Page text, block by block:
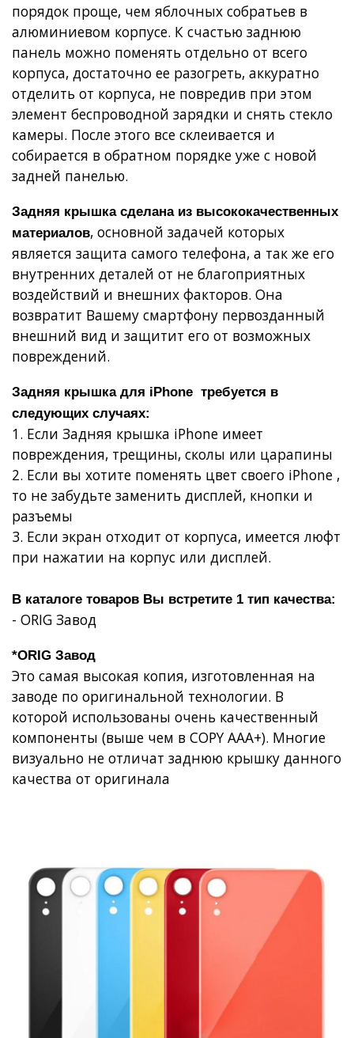
порядок проще, чем яблочных собратьев в
алюминиевом корпусе. К счастью заднюю
панель можно поменять отдельно от всего
корпуса, достаточно ее разогреть, аккуратно
отделить от корпуса, не повредив при этом
элемент беспроводной зарядки и снять стекло
камеры. После этого все склеивается и
собирается в обратном порядке уже с новой
задней панелью.
Задняя крышка сделана из высококачественных
материалов, основной задачей которых
является защита самого телефона, а так же его
внутренних деталей от не благоприятных
воздействий и внешних факторов. Она
возвратит Вашему смартфону первозданный
внешний вид и защитит его от возможных
повреждений.
Задняя крышка для iPhone требуется в
следующих случаях:
1. Если Задняя крышка iPhone имеет
повреждения, трещины, сколы или царапины
2. Если вы хотите поменять цвет своего iPhone ,
то не забудьте заменить дисплей, кнопки и
разъемы
3. Если экран отходит от корпуса, имеется люфт
при нажатии на корпус или дисплей.
В каталоге товаров Вы встретите 1 тип качества:
- ORIG Завод
*ORIG Завод
Это самая высокая копия, изготовленная на
заводе по оригинальной технологии. В
которой использованы очень качественный
компоненты (выше чем в COPY AAA+). Многие
визуально не отличат заднюю крышку данного
качества от оригинала